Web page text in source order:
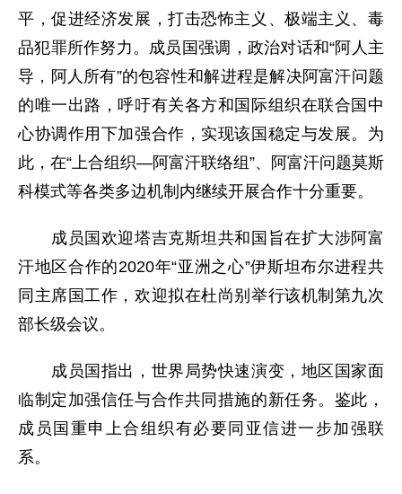
平，促进经济发展，打击恐怖主义、极端主义、毒
品犯罪所作努力。成员国强调，政治对话和“阿人主
导，阿人所有”的包容性和解进程是解决阿富汗问题
的唯一出路，呼吁有关各方和国际组织在联合国中
心协调作用下加强合作，实现该国稳定与发展。为
此，在“上合组织—阿富汗联络组”、阿富汗问题莫斯
科模式等各类多边机制内继续开展合作十分重要。
成员国欢迎塔吉克斯坦共和国旨在扩大涉阿富
汗地区合作的2020年“亚洲之心”伊斯坦布尔进程共
同主席国工作，欢迎拟在杜尚别举行该机制第九次
部长级会议。
成员国指出，世界局势快速演变，地区国家面
临制定加强信任与合作共同措施的新任务。鉴此，
成员国重申上合组织有必要同亚信进一步加强联
系。